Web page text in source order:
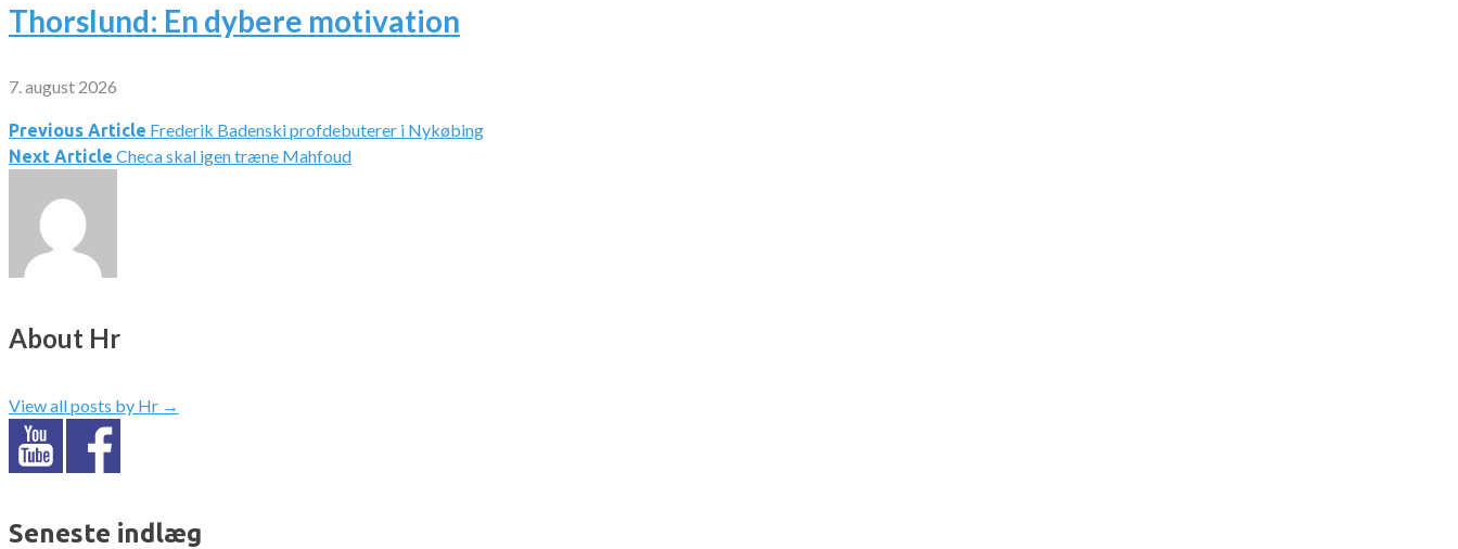
Thorslund: En dybere motivation
7. august 2026
Indlægsnavigation
Previous Article Frederik Badenski profdebuterer i Nykøbing
Next Article Checa skal igen træne Mahfoud
About Hr
View all posts by Hr →
Seneste indlæg